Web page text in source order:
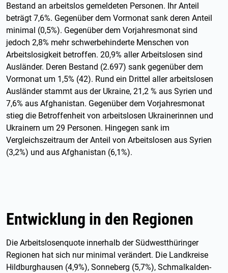
Bestand an arbeitslos gemeldeten Personen. Ihr Anteil
beträgt 7,6%. Gegenüber dem Vormonat sank deren Anteil
minimal (0,5%). Gegenüber dem Vorjahresmonat sind
jedoch 2,8% mehr schwerbehinderte Menschen von
Arbeitslosigkeit betroffen. 20,9% aller Arbeitslosen sind
Ausländer. Deren Bestand (2.697) sank gegenüber dem
Vormonat um 1,5% (42). Rund ein Drittel aller arbeitslosen
Ausländer stammt aus der Ukraine, 21,2 % aus Syrien und
7,6% aus Afghanistan. Gegenüber dem Vorjahresmonat
stieg die Betroffenheit von arbeitslosen Ukrainerinnen und
Ukrainern um 29 Personen. Hingegen sank im
Vergleichszeitraum der Anteil von Arbeitslosen aus Syrien
(3,2%) und aus Afghanistan (6,1%).
Entwicklung in den Regionen
Die Arbeitslosenquote innerhalb der Südwestthüringer
Regionen hat sich nur minimal verändert. Die Landkreise
Hildburghausen (4,9%), Sonneberg (5,7%), Schmalkalden-